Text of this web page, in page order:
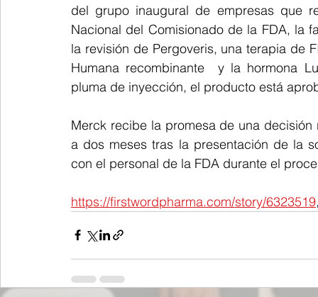
del grupo inaugural de empresas que
Nacional del Comisionado de la FDA, la
la revisión de Pergoveris, una terapia de
Humana recombinante  y la hormona
pluma de inyección, el producto está
Merck recibe la promesa de una
a dos meses tras la presentación de la
con el personal de la FDA durante el
https://firstwordpharma.com/story/6323519